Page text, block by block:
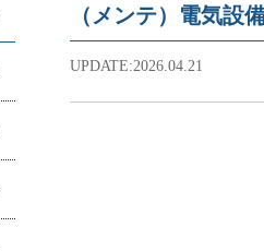
（メンテ）電気設
UPDATE:2026.04.21